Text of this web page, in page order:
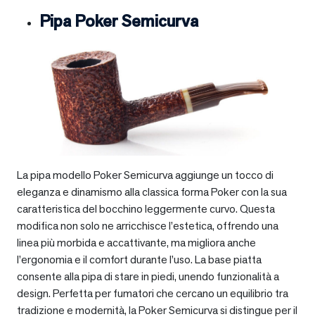
Pipa Poker Semicurva
La pipa modello Poker Semicurva aggiunge un tocco di
eleganza e dinamismo alla classica forma Poker con la sua
caratteristica del bocchino leggermente curvo. Questa
modifica non solo ne arricchisce l’estetica, offrendo una
linea più morbida e accattivante, ma migliora anche
l’ergonomia e il comfort durante l’uso. La base piatta
consente alla pipa di stare in piedi, unendo funzionalità a
design. Perfetta per fumatori che cercano un equilibrio tra
tradizione e modernità, la Poker Semicurva si distingue per il